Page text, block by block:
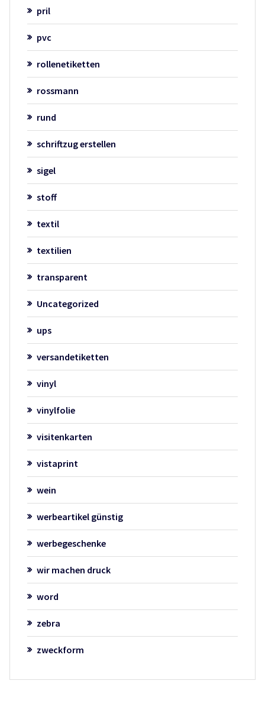
pril
pvc
rollenetiketten
rossmann
rund
schriftzug erstellen
sigel
stoff
textil
textilien
transparent
Uncategorized
ups
versandetiketten
vinyl
vinylfolie
visitenkarten
vistaprint
wein
werbeartikel günstig
werbegeschenke
wir machen druck
word
zebra
zweckform